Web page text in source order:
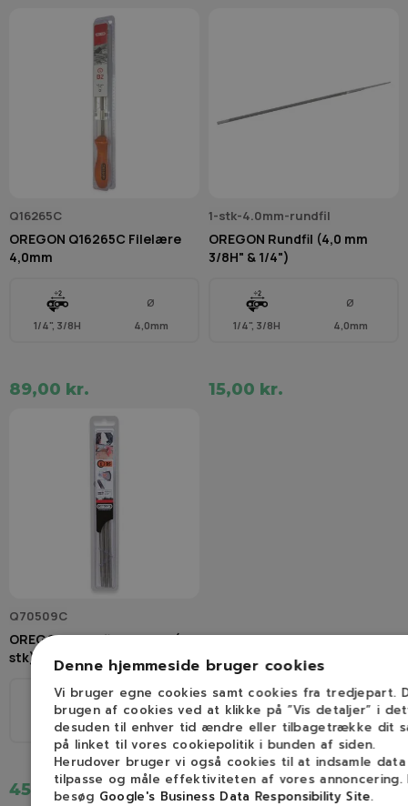
Q16265C
OREGON Q16265C Filelære
4,0mm
1/4", 3/8H
Ø
4,0mm
89,00 kr.
1-stk-4.0mm-rundfil
OREGON Rundfil (4,0 mm
3/8H" & 1/4")
1/4", 3/8H
Ø
4,0mm
15,00 kr.
Q70509C
OREGON Rundfile 4,0 mm (3
stk)
1/4", 3/8H
Ø
4,0mm
45,00 kr.
Denne hjemmeside bruger cookies
Vi bruger egne cookies samt cookies fra tredjepart.
brugen af cookies ved at klikke på ”Vis detaljer” i
desuden til enhver tid ændre eller tilbagetrække dit
på linket til vores cookiepolitik i bunden af siden.
Herudover bruger vi også cookies til at indsamle
tilpasse og måle effektiviteten af vores annoncering.
besøg Google's Business Data Responsibility Site.